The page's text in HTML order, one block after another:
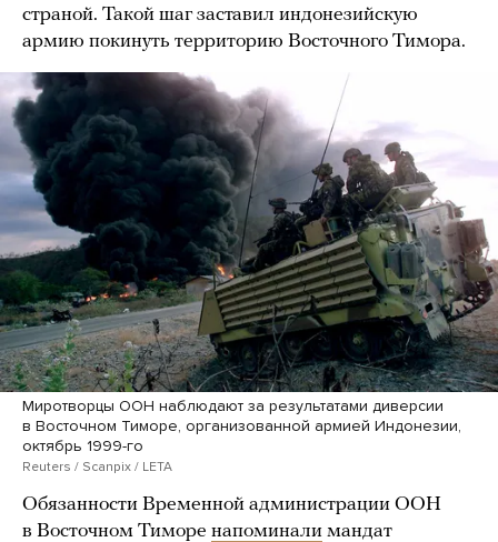
страной. Такой шаг заставил индонезийскую
армию покинуть территорию Восточного Тимора.
Миротворцы ООН наблюдают за результатами диверсии
в Восточном Тиморе, организованной армией Индонезии,
октябрь 1999-го
Reuters / Scanpix / LETA
Обязанности Временной администрации ООН
в Восточном Тиморе напоминали мандат